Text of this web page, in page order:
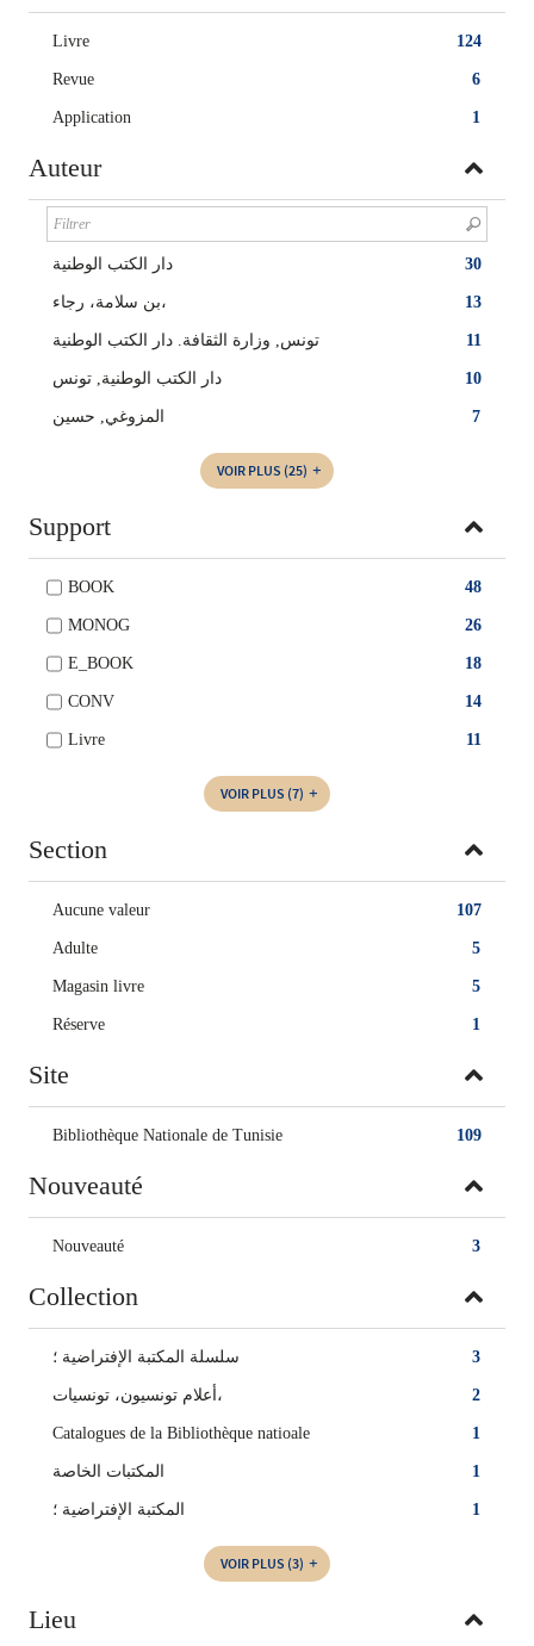
124
Livre
6
Revue
1
Application
Auteur
30 دار الكتب الوطنية
13 بن سلامة، رجاء،
11 تونس, وزارة الثقافة. دار الكتب الوطنية
10 دار الكتب الوطنية, تونس
7 المزوغي‏, ‏حسين‏
VOIR PLUS (25)
Support
48
BOOK
26
MONOG
18
E_BOOK
14
CONV
11
Livre
VOIR PLUS (7)
Section
107
Aucune valeur
5
Adulte
5
Magasin livre
1
Réserve
Site
109
Bibliothèque Nationale de Tunisie
Nouveauté
3
Nouveauté
Collection
3 سلسلة المكتبة الإفتراضية ؛
2 أعلام تونسيون، تونسيات‏‏،
1
Catalogues de la Bibliothèque natioale
1 المكتبات الخاصة‏
1 المكتبة الإفتراضية‏ ؛
VOIR PLUS (3)
Lieu